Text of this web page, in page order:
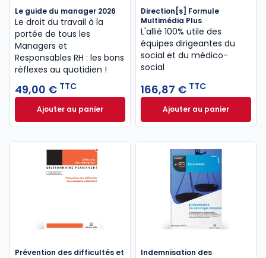
Le guide du manager 2026
Le droit du travail à la
portée de tous les
Managers et
Responsables RH : les bons
réflexes au quotidien !
49,00 € TTC
Ajouter au panierLe guide du manager 2026 à 49,00 € TTC
Direction[s] Formule
Multimédia Plus
L'allié 100% utile des
équipes dirigeantes du
social et du médico-
social
166,87 € TTC
Ajouter au panier
Direction[s]
Prévention des difficultés et
Indemnisation des